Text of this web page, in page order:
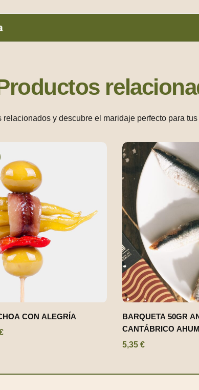
y descubre el maridaje perfecto para
CON ALEGRÍA
BARQUETA 50GR
CANTÁBRICO
5,35 €